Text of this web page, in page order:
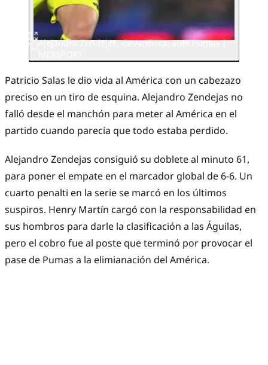
Alejandro Zendejas, de América, ante Pumas |
Patricio Salas le dio vida al América con un cabezazo
preciso en un tiro de esquina. Alejandro Zendejas no
falló desde el manchón para meter al América en el
partido cuando parecía que todo estaba perdido.
Alejandro Zendejas consiguió su doblete al minuto 61,
para poner el empate en el marcador global de 6-6. Un
cuarto penalti en la serie se marcó en los últimos
suspiros. Henry Martín cargó con la responsabilidad en
sus hombros para darle la clasificación a las Águilas,
pero el cobro fue al poste que terminó por provocar el
pase de Pumas a la elimianación del América.